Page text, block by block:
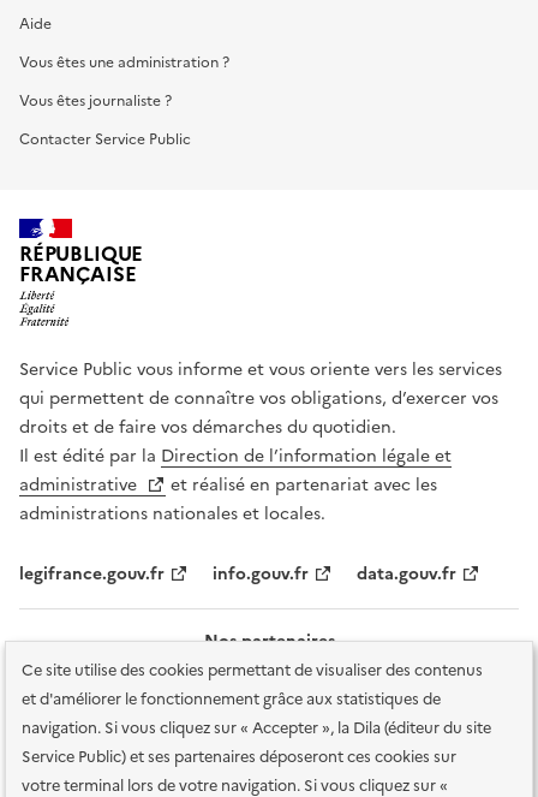
Ce site utilise des cookies permettant de visualiser des contenus
et d'améliorer le fonctionnement grâce aux statistiques de
navigation. Si vous cliquez sur « Accepter », la Dila (éditeur du site
Service Public) et ses partenaires déposeront ces cookies sur
votre terminal lors de votre navigation. Si vous cliquez sur «
Aide
Vous êtes une administration ?
Vous êtes journaliste ?
Contacter Service Public
RÉPUBLIQUE
FRANÇAISE
Service Public vous informe et vous oriente vers les services
qui permettent de connaître vos obligations, d’exercer vos
droits et de faire vos démarches du quotidien.
Il est édité par la Direction de l’information légale et
administrative
et réalisé en partenariat avec les
administrations nationales et locales.
legifrance.gouv.fr info.gouv.fr data.gouv.fr
Nos partenaires